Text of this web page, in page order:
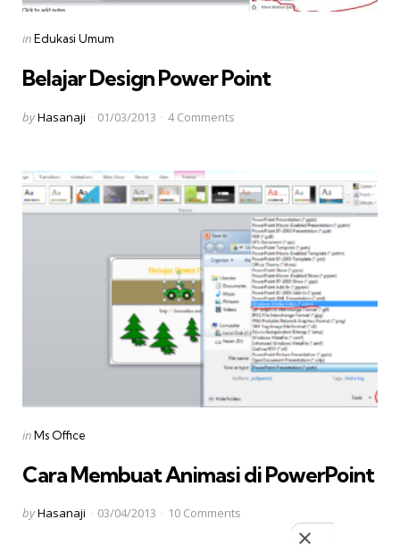
Categories
Posted
inEdukasi Umum
Belajar Design Power Point
Posted
byHasanaji 01/03/2013 4Comments
Categories
Posted
inMs Office
Cara Membuat Animasi di PowerPoint
Posted
byHasanaji 03/04/2013 10 Comments